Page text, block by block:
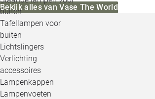
buiten
Tafellampen voor
buiten
Lichtslingers
Verlichting
accessoires
Lampenkappen
Lampenvoeten
Bekijk alles van Vase The World